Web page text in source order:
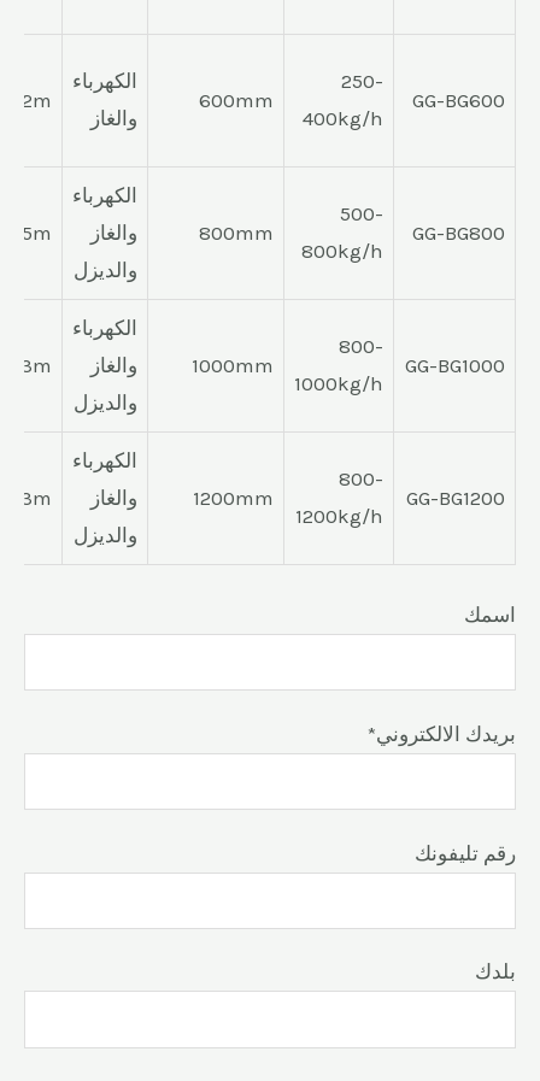
GG-BG600
250-
400kg/h
600mm
الكهرباء
والغاز
GG-BG800
500-
800kg/h
800mm
الكهرباء
والغاز
والديزل
GG-BG1000
800-
1000kg/h
1000mm
الكهرباء
والغاز
والديزل
GG-BG1200
800-
1200kg/h
1200mm
الكهرباء
والغاز
والديزل
اسمك
*بريدك الالكتروني
رقم تليفونك
بلدك